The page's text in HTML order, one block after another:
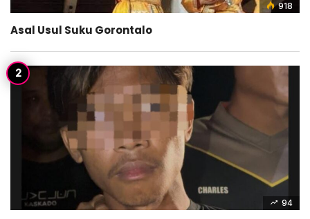
918
Asal Usul Suku Gorontalo
94